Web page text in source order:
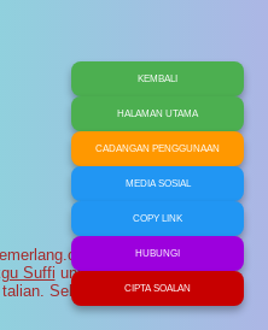
Suffi untuk membantu murid
Selamat maju jaya!
KEMBALI
HALAMAN UTAMA
CADANGAN PENGGUNAAN
MEDIA SOSIAL
COPY LINK
HUBUNGI
CIPTA SOALAN